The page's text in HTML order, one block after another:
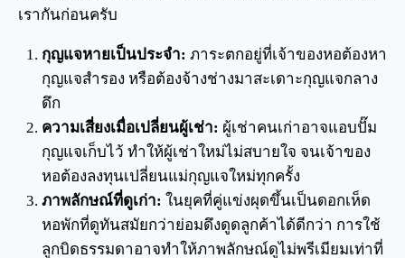
เรากันก่อนครับ
กุญแจหายเป็นประจำ: ภาระตกอยู่ที่เจ้าของหอต้องหา
กุญแจสำรอง หรือต้องจ้างช่างมาสะเดาะกุญแจกลาง
ดึก
ความเสี่ยงเมื่อเปลี่ยนผู้เช่า: ผู้เช่าคนเก่าอาจแอบปั๊ม
กุญแจเก็บไว้ ทำให้ผู้เช่าใหม่ไม่สบายใจ จนเจ้าของ
หอต้องลงทุนเปลี่ยนแม่กุญแจใหม่ทุกครั้ง
ภาพลักษณ์ที่ดูเก่า: ในยุคที่คู่แข่งผุดขึ้นเป็นดอกเห็ด
หอพักที่ดูทันสมัยกว่าย่อมดึงดูดลูกค้าได้ดีกว่า การใช้
ลูกบิดธรรมดาอาจทำให้ภาพลักษณ์ดูไม่พรีเมียมเท่าที่